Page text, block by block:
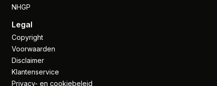
NHGP
Legal
Copyright
Voorwaarden
Disclaimer
Klantenservice
Privacy- en cookiebeleid